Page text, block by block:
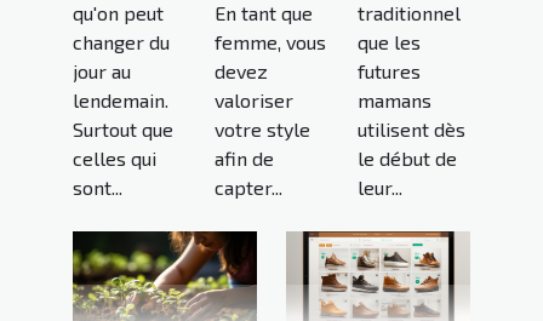
qu'on peut
changer du
jour au
lendemain.
Surtout que
celles qui
sont...
En tant que
femme, vous
devez
valoriser
votre style
afin de
capter...
traditionnel
que les
futures
mamans
utilisent dès
le début de
leur...